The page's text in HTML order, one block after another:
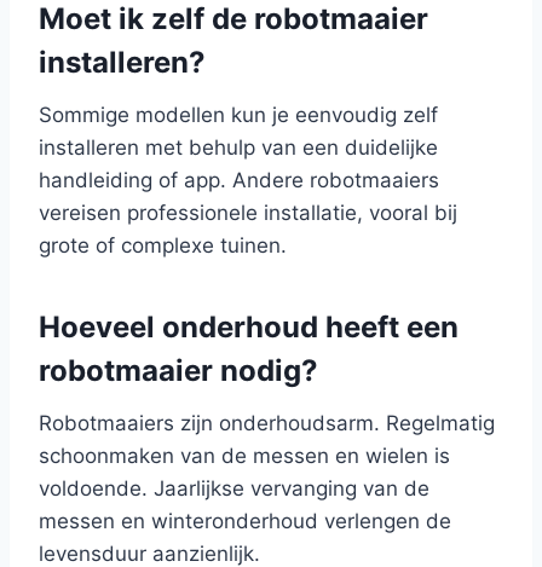
Moet ik zelf de robotmaaier
installeren?
Sommige modellen kun je eenvoudig zelf
installeren met behulp van een duidelijke
handleiding of app. Andere robotmaaiers
vereisen professionele installatie, vooral bij
grote of complexe tuinen.
Hoeveel onderhoud heeft een
robotmaaier nodig?
Robotmaaiers zijn onderhoudsarm. Regelmatig
schoonmaken van de messen en wielen is
voldoende. Jaarlijkse vervanging van de
messen en winteronderhoud verlengen de
levensduur aanzienlijk.